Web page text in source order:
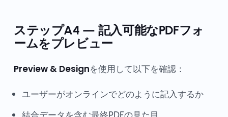
ステップA4 — 記入可能なPDFフォ
ームをプレビュー
Preview & Designを使用して以下を確認：
ユーザーがオンラインでどのように記入するか